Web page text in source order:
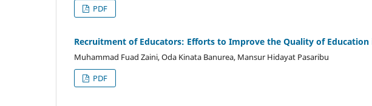
PDF
Recruitment of Educators: Efforts to Improve the Quality of Education
Muhammad Fuad Zaini, Oda Kinata Banurea, Mansur Hidayat Pasaribu
PDF